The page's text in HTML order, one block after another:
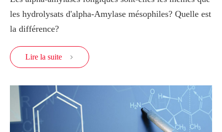
les hydrolysats d'alpha-Amylase mésophiles? Quelle est
la différence?
Lire la suite 